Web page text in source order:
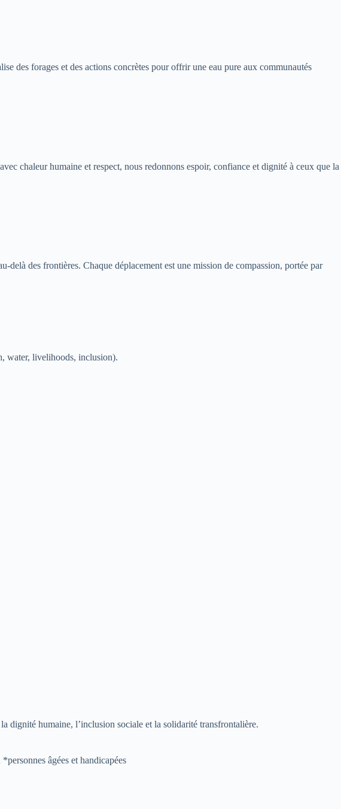
des forages et des actions concrètes pour offrir une eau pure aux communautés
chaleur humaine et respect, nous redonnons espoir, confiance et dignité à ceux que la
des frontières. Chaque déplacement est une mission de compassion, portée par
water, livelihoods, inclusion).
dignité humaine, l’inclusion sociale et la solidarité transfrontalière.
âgées et handicapées